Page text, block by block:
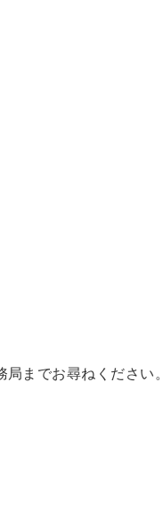
までお尋ねください。